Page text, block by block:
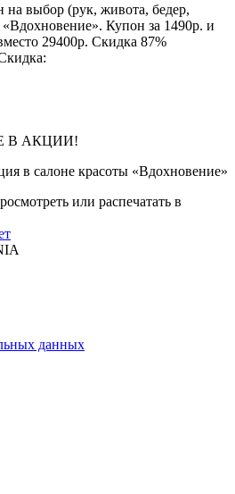
на выбор (рук, живота, бедер,
Купон за 1490р. и
29400р. Скидка 87%
В АКЦИИ!
в салоне красоты «Вдохновение»
или распечатать в
данных